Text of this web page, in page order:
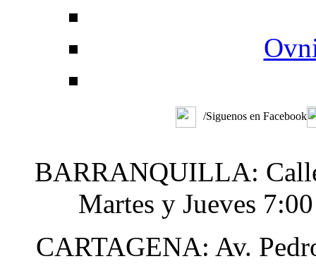
/Siguenos en Facebook
BARRANQUILLA:
Martes y Jueves
CARTAGENA: Av.